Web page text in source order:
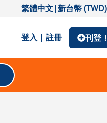
繁體中文|新台幣 (TWD)
登入 | 註冊 刊登！